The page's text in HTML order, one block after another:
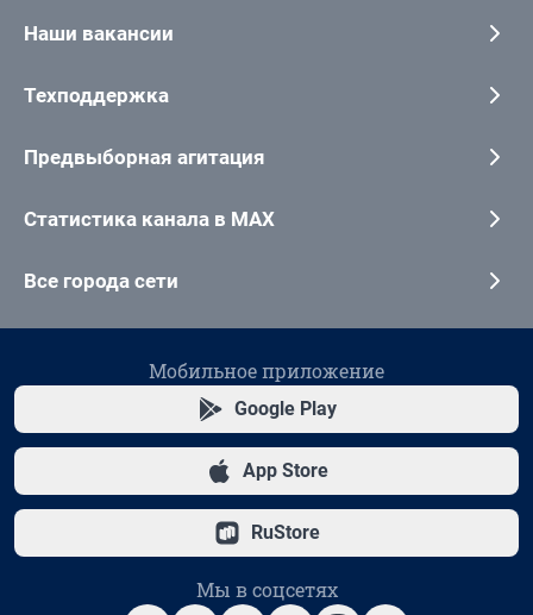
Наши вакансии
Техподдержка
Предвыборная агитация
Статистика канала в MAX
Все города сети
Мобильное приложение
Google Play
App Store
RuStore
Мы в соцсетях